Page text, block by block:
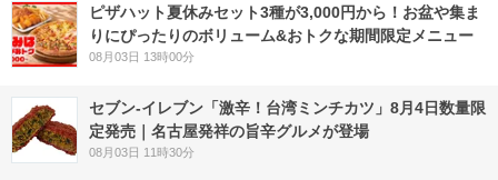
ピザハット夏休みセット3種が3,000円から！お盆や集ま
りにぴったりのボリューム&おトクな期間限定メニュー
08月03日 13時00分
セブン-イレブン「激辛！台湾ミンチカツ」8月4日数量限
定発売｜名古屋発祥の旨辛グルメが登場
08月03日 11時30分